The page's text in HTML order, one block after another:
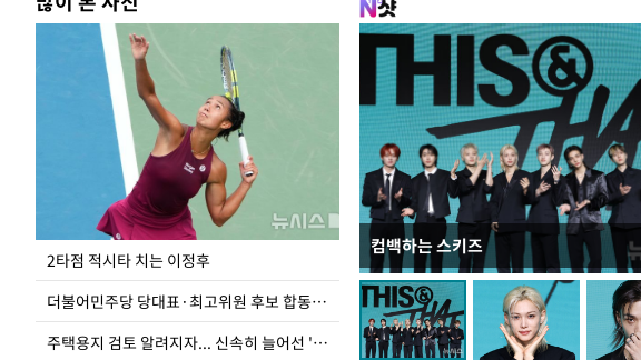
2타점 적시타 치는 이정후
더불어민주당 당대표·최고위원 후보 합동연설회
주택용지 검토 알려지자... 신속히 늘어선 '근조화환'
컴백하는 스키즈
이번주 국회에는 무슨 일이? [뉴시스